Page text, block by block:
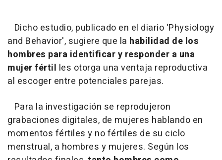
Dicho estudio, publicado en el diario 'Physiology
and Behavior', sugiere que la habilidad de los
hombres para identificar y responder a una
mujer fértil les otorga una ventaja reproductiva
al escoger entre potenciales parejas.
Para la investigación se reprodujeron
grabaciones digitales, de mujeres hablando en
momentos fértiles y no fértiles de su ciclo
menstrual, a hombres y mujeres. Según los